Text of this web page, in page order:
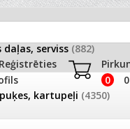
0
serviss (882)
kartupeļi (4350)
AKCIJAS